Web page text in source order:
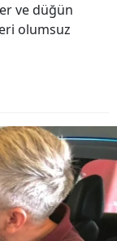
ve düğün
olumsuz